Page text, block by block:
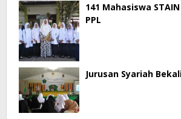
141 Mahasiswa
PPL
Jurusan Syariah